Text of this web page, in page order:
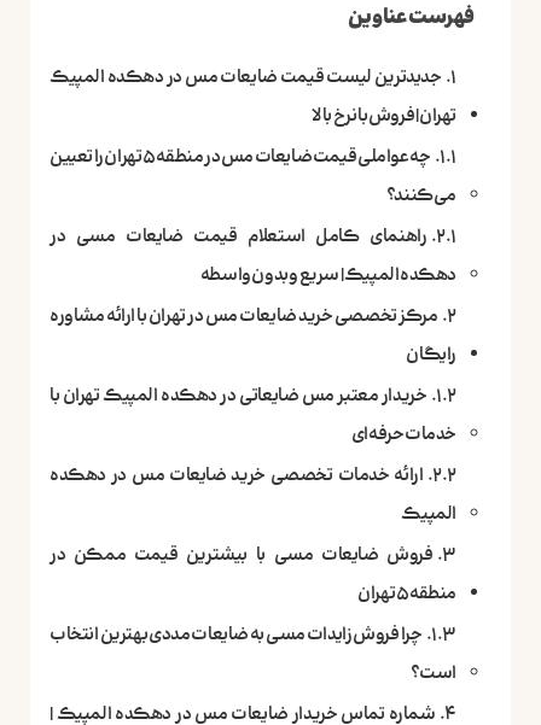
فهرست عناوین
جدیدترین لیست قیمت ضایعات مس در دهکده المپیک
تهران | فروش با نرخ بالا
چه عواملی قیمت ضایعات مس در منطقه ۵ تهران را تعیین
می‌کنند؟
راهنمای کامل استعلام قیمت ضایعات مسی در
دهکده المپیک | سریع و بدون واسطه
مرکز تخصصی خرید ضایعات مس در تهران با ارائه مشاوره
رایگان
خریدار معتبر مس ضایعاتی در دهکده المپیک تهران با
خدمات حرفه‌ای
ارائه خدمات تخصصی خرید ضایعات مس در دهکده
المپیک
فروش ضایعات مسی با بیشترین قیمت ممکن در
منطقه ۵ تهران
چرا فروش زایدات مسی به ضایعات مددی بهترین انتخاب
است؟
شماره تماس خریدار ضایعات مس در دهکده المپیک |